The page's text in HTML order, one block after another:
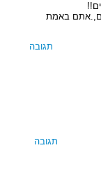
באמת
תגובה
תגובה